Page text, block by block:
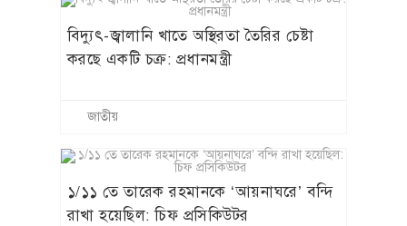
বিদ্যুৎ-জ্বালানি খাতে অস্থিরতা তৈরির চেষ্টা
করছে একটি চক্র: প্রধানমন্ত্রী
জাতীয়
১/১১ তে তারেক রহমানকে ‘আয়নাঘরে’ বন্দি
রাখা হয়েছিল: চিফ প্রসিকিউটর